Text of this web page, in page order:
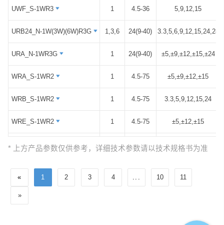
UWF_S-1WR3 1 4.5-36 5,9,12,15
URB24_N-1W(3W)(6W)R3G 1,3,6 24(9-40) 3.3,5,6,9,12,15,24,28
URA_N-1WR3G 1 24(9-40) ±5,±9,±12,±15,±24
WRA_S-1WR2 1 4.5-75 ±5,±9,±12,±15
WRB_S-1WR2 1 4.5-75 3.3,5,9,12,15,24
WRE_S-1WR2 1 4.5-75 ±5,±12,±15
WRF_S-1WR2 1 4.5-75 3.3,5,9,12,15,24
WRA_ST-1WR2 1 9-36 ±5,±9,±12,±15
* 上方产品参数仅供参考，详细技术参数请以技术规格书为准
« 1 2 3 4 ... 10 11
»
UWF_S-1WR3
URB24_N-1W(3W)(6W)R3G
URA_N-1WR3G
WRA_S-1WR2
WRB_S-1WR2
WRE_S-1WR2
WRF_S-1WR2
WRA_ST-1WR2